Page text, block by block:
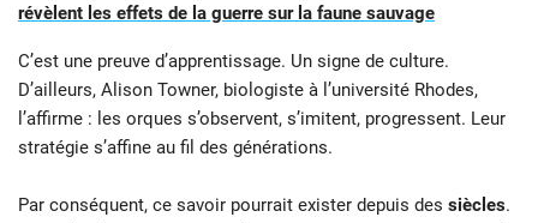
révèlent les effets de la guerre sur la faune sauvage
C’est une preuve d’apprentissage. Un signe de culture.
D’ailleurs, Alison Towner, biologiste à l’université Rhodes,
l’affirme : les orques s’observent, s’imitent, progressent. Leur
stratégie s’affine au fil des générations.
Par conséquent, ce savoir pourrait exister depuis des siècles.